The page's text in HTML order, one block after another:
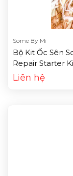
Some By Mi
Bộ Kit Ốc Sên
Repair Starter
Liên hệ